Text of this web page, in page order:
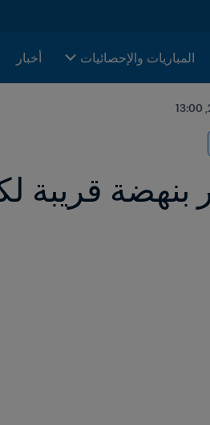
المباريات والإحصائيات أخبار
بنهضة قريبة